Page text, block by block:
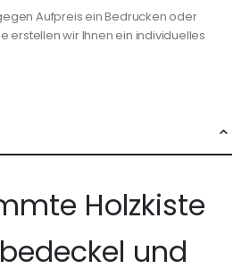
Aufpreis ein Bedrucken oder
erstellen wir Ihnen ein individuelles
Holzkiste
und